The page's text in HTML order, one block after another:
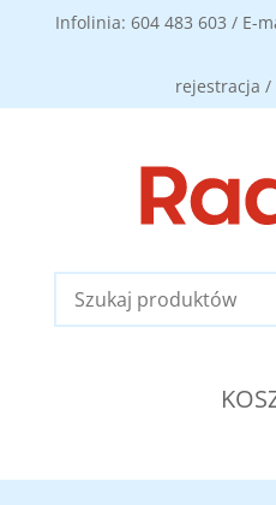
Infolinia: 604 483 603 / E-
rejestracja /